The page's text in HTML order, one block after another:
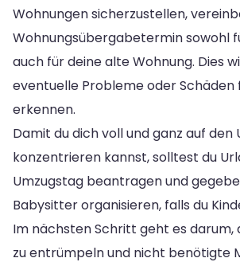
Wohnungen sicherzustellen,
Wohnungsübergabetermin sowohl
auch für deine alte Wohnung. Dies
eventuelle Probleme oder Schäden
erkennen.
Damit du dich voll und ganz auf den
konzentrieren kannst, solltest du
Umzugstag beantragen und
Babysitter organisieren, falls du
Im nächsten Schritt geht es darum,
zu entrümpeln und nicht benötigte